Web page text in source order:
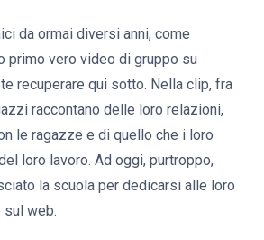
da ormai diversi anni, come
primo vero video di gruppo su
recuperare qui sotto. Nella clip, fra
raccontano delle loro relazioni,
le ragazze e di quello che i loro
loro lavoro. Ad oggi, purtroppo,
la scuola per dedicarsi alle loro
web.